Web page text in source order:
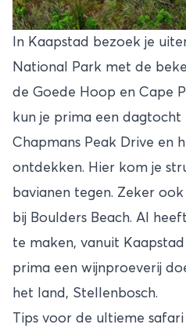
In Kaapstad
bezoek je
National Park met de
de Goede Hoop en Cape
kun je prima een
Chapmans Peak Drive en
ontdekken. Hier kom je
bavianen tegen. Zeker
bij Boulders Beach. Al
te maken, vanuit
prima een wijnproeverij
het land, Stellenbosch.
Tips voor de ultieme